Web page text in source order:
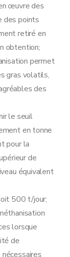
œuvre des
des points
retiré en
obtention;
permet
gras volatils,
des
le seuil
en tonne
pour la
de
équivalent
500 t/jour;
lorsque
de